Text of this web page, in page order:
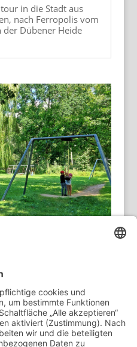
in die Stadt aus
nach Ferropolis vom
der Dübener Heide
oder eine Radtour
an der Mulde vom
der Dübener Heide